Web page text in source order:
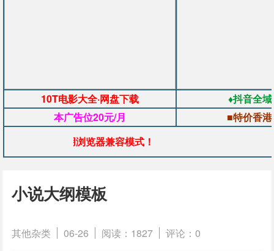
10T电影大全·网盘下载
♦抖音全
本广告位20元/月
■特价香
，请使用浏览器兼容模式！
小说大纲模板
其他杂类 06-26 阅读：1827 评论：0